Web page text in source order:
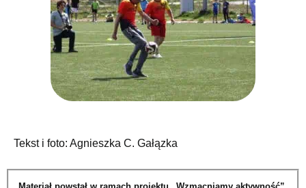
Tekst i foto: Agnieszka C. Gałązka